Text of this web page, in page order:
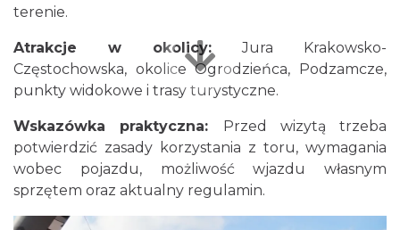
terenie.
Atrakcje w okolicy:Jura Krakowsko-
Częstochowska, okolice Ogrodzieńca, Podzamcze,
punkty widokowe i trasy turystyczne.
Wskazówka praktyczna: Przed wizytą trzeba
potwierdzić zasady korzystania z toru, wymagania
wobec pojazdu, możliwość wjazdu własnym
sprzętem oraz aktualny regulamin.